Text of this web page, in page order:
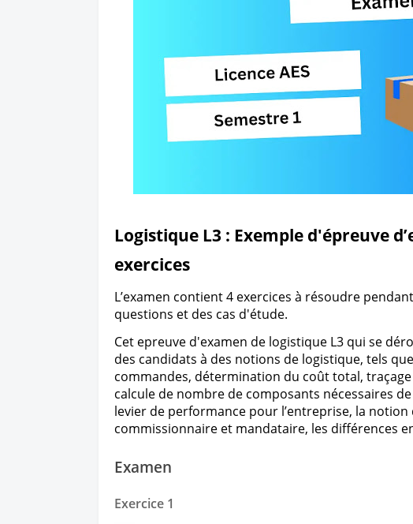
Logistique L3 : Exemple d'épreuve
exercices
L’examen contient 4 exercices à résoudre
questions et des cas d'étude.
Cet epreuve d'examen de logistique L3 qui se
des candidats à des notions de logistique, tels
commandes, détermination du coût total, traçage
calcule de nombre de composants nécessaires
levier de performance pour l’entreprise, la
commissionnaire et mandataire, les différences
Examen
Exercice 1